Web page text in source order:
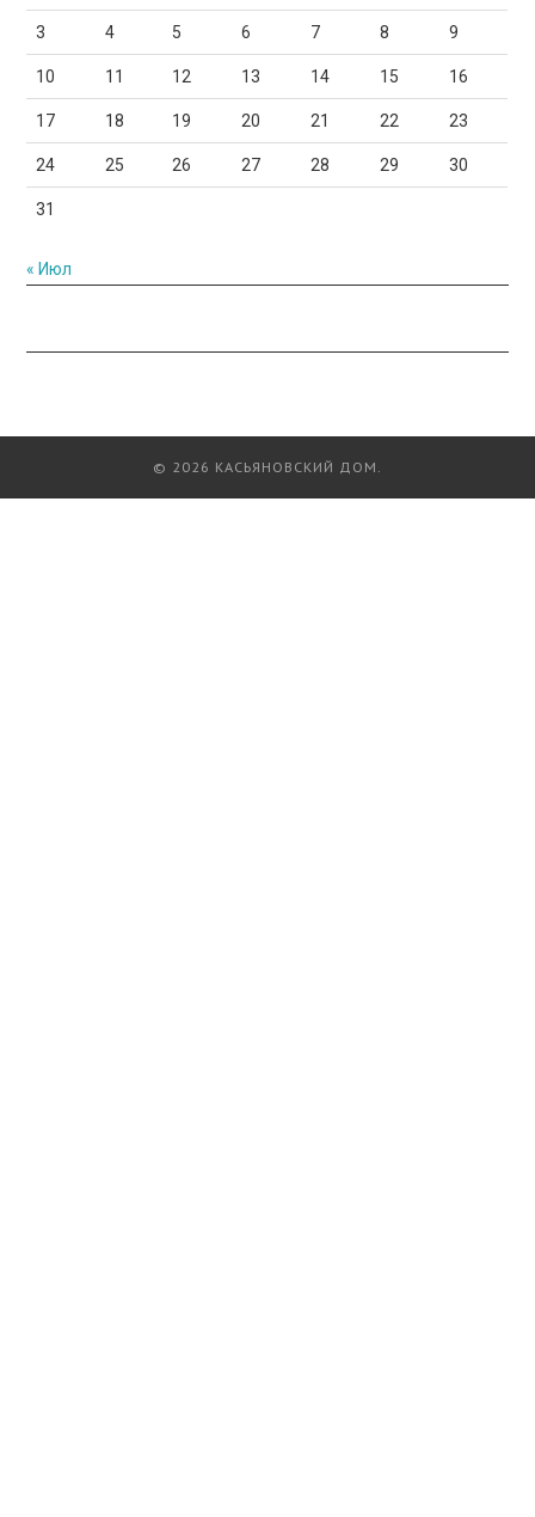
3 4 5 6 7 8 9
10 11 12 13 14 15 16
17 18 19 20 21 22 23
24 25 26 27 28 29 30
31
« Июл
© 2026 КАСЬЯНОВСКИЙ ДОМ.